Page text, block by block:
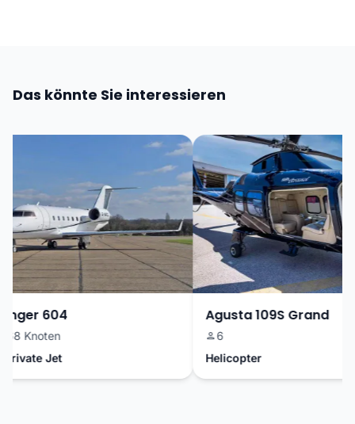
Das könnte Sie interessieren
604
Knoten
Jet
Agusta 109S Grand
6
Helicopter